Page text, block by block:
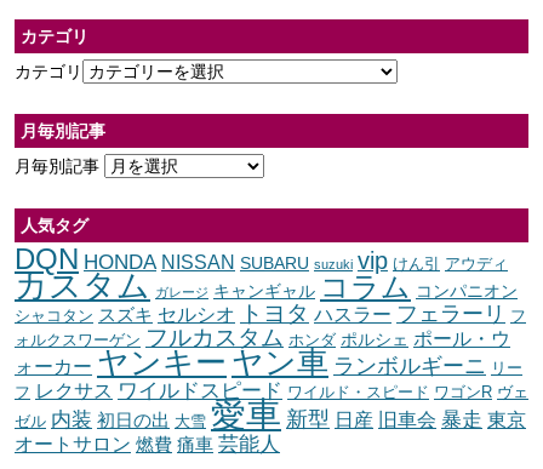
カテゴリ
カテゴリ
月毎別記事
月毎別記事
人気タグ
DQN HONDA NISSAN SUBARU suzuki vip けん引 アウディ
カスタム ガレージ キャンギャル コラム コンパニオン
シャコタン スズキ セルシオ トヨタ ハスラー フェラーリ
フ
ォルクスワーゲン フルカスタム ホンダ ポルシェ ポール・ウ
ォーカー ヤンキー ヤン車 ランボルギーニ
リー
フ レクサス ワイルドスピード ワイルド・スピード ワゴンR ヴェ
ゼル 内装 初日の出 大雪 愛車 新型 日産 旧車会 暴走 東京
オートサロン 燃費 痛車 芸能人